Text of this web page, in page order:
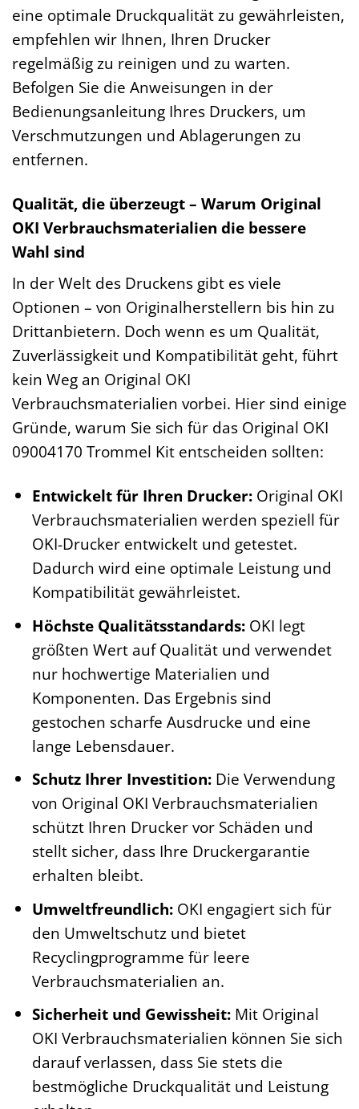
eine optimale Druckqualität zu gewährleisten,
empfehlen wir Ihnen, Ihren Drucker
regelmäßig zu reinigen und zu warten.
Befolgen Sie die Anweisungen in der
Bedienungsanleitung Ihres Druckers, um
Verschmutzungen und Ablagerungen zu
entfernen.
Qualität, die überzeugt – Warum Original
OKI Verbrauchsmaterialien die bessere
Wahl sind
In der Welt des Druckens gibt es viele
Optionen – von Originalherstellern bis hin zu
Drittanbietern. Doch wenn es um Qualität,
Zuverlässigkeit und Kompatibilität geht, führt
kein Weg an Original OKI
Verbrauchsmaterialien vorbei. Hier sind einige
Gründe, warum Sie sich für das Original OKI
09004170 Trommel Kit entscheiden sollten:
Entwickelt für Ihren Drucker:Original OKI
Verbrauchsmaterialien werden speziell für
OKI-Drucker entwickelt und getestet.
Dadurch wird eine optimale Leistung und
Kompatibilität gewährleistet.
Höchste Qualitätsstandards:OKI legt
größten Wert auf Qualität und verwendet
nur hochwertige Materialien und
Komponenten. Das Ergebnis sind
gestochen scharfe Ausdrucke und eine
lange Lebensdauer.
Schutz Ihrer Investition:Die Verwendung
von Original OKI Verbrauchsmaterialien
schützt Ihren Drucker vor Schäden und
stellt sicher, dass Ihre Druckergarantie
erhalten bleibt.
Umweltfreundlich:OKI engagiert sich für
den Umweltschutz und bietet
Recyclingprogramme für leere
Verbrauchsmaterialien an.
Sicherheit und Gewissheit:Mit Original
OKI Verbrauchsmaterialien können Sie sich
darauf verlassen, dass Sie stets die
bestmögliche Druckqualität und Leistung